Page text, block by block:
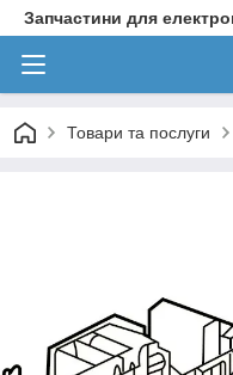
Запчастини для
Товари та послуги